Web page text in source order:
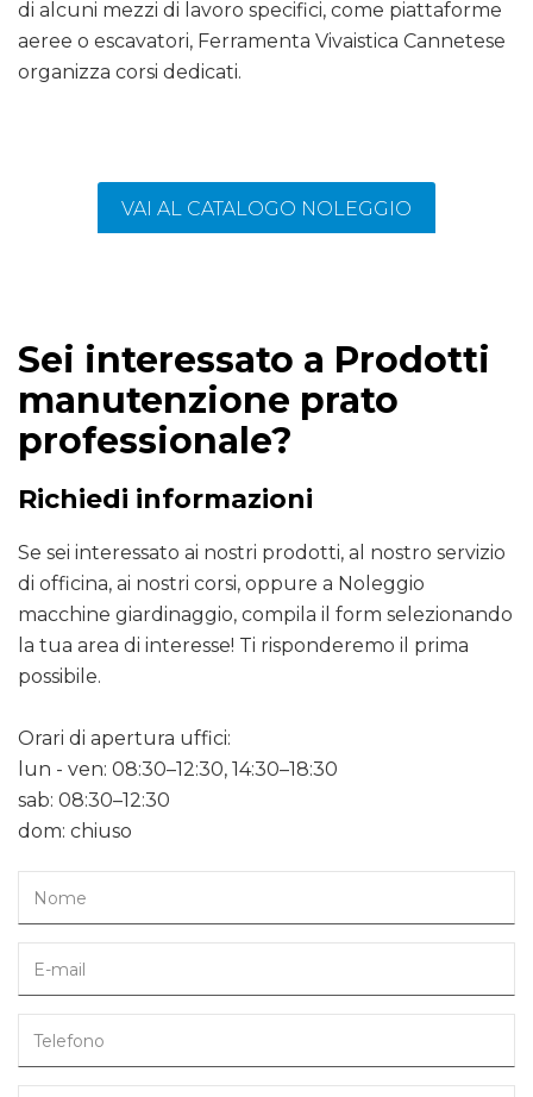
di alcuni mezzi di lavoro specifici, come piattaforme
aeree o escavatori, Ferramenta Vivaistica Cannetese
organizza corsi dedicati.
VAI AL CATALOGO NOLEGGIO
Sei interessato a Prodotti
manutenzione prato
professionale?
Richiedi informazioni
Se sei interessato ai nostri prodotti, al nostro servizio
di officina, ai nostri corsi, oppure a Noleggio
macchine giardinaggio, compila il form selezionando
la tua area di interesse! Ti risponderemo il prima
possibile.
Orari di apertura uffici:
lun - ven: 08:30–12:30, 14:30–18:30
sab: 08:30–12:30
dom: chiuso